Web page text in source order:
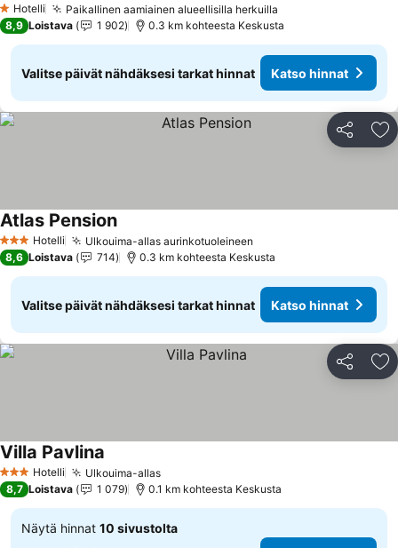
1 Tähtiluokitus
Hotelli Paikallinen aamiainen alueellisilla herkuilla
8,9 Loistava 1 902 0.3 km kohteesta Keskusta
Valitse päivät nähdäksesi tarkat hinnat Katso hinnat
Jaa
3 Tähtiluokitus
Hotelli Ulkouima-allas aurinkotuoleineen
Atlas Pension
8,6 Loistava 714 0.3 km kohteesta Keskusta
Valitse päivät nähdäksesi tarkat hinnat Katso hinnat
Jaa
3 Tähtiluokitus
Hotelli Ulkouima-allas
Villa Pavlina
8,7 Loistava 1 079 0.1 km kohteesta Keskusta
Näytä hinnat 10 sivustolta